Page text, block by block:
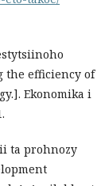
efficiency of
Ekonomika i
ta prohnozy